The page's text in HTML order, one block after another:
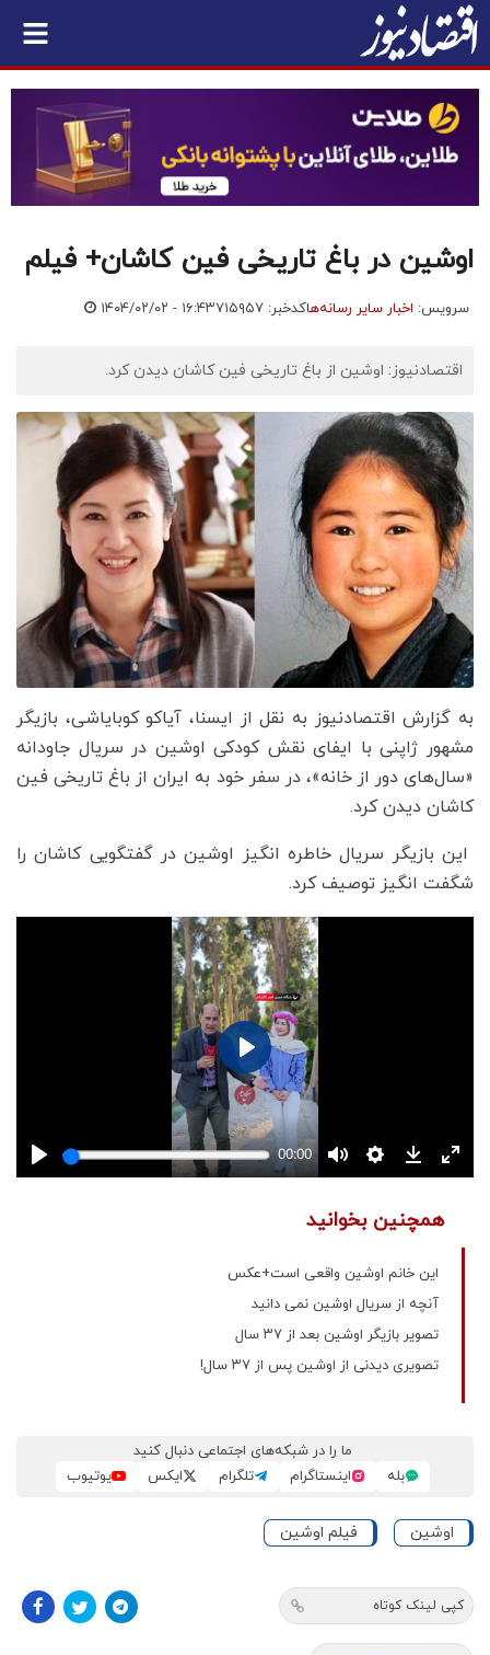
اوشین در باغ تاریخی فین کاشان+ فیلم
سرویس: اخبار سایر رسانه‌هاکدخبر: ۷۱۵۹۵۷ ۱۴۰۴/۰۲/۰۲ - ۱۶:۴۳
اقتصادنیوز: اوشین از باغ تاریخی فین کاشان دیدن کرد.
به گزارش اقتصادنیوز به نقل از ایسنا، آیاکو کوبایاشی، بازیگر
مشهور ژاپنی با ایفای نقش کودکی اوشین در سریال جاودانه
«سال‌های دور از خانه»، در سفر خود به ایران از باغ تاریخی فین
کاشان دیدن کرد.
این بازیگر سریال خاطره انگیز اوشین در گفتگویی کاشان را
شگفت انگیز توصیف کرد.
همچنین بخوانید
این خانم اوشین واقعی است+عکس
آنچه از سریال اوشین نمی دانید
تصویر بازیگر اوشین بعد از ۳۷ سال
تصویری دیدنی از اوشین پس از ۳۷ سال!
ما را در شبکه‌های اجتماعی دنبال کنید
بله
اینستاگرام تلگرام ایکس یوتیوب
اوشین فیلم اوشین
کپی لینک کوتاه